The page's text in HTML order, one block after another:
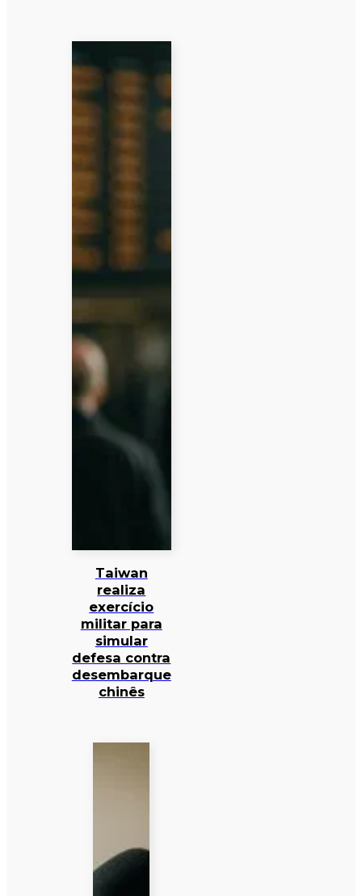
Taiwan
realiza
exercício
militar para
simular
defesa contra
desembarque
chinês